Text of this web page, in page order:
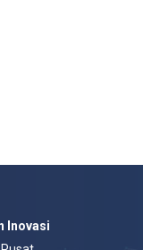
Inovasi